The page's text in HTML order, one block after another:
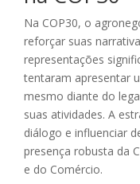
Na COP30, o
reforçar suas
representações
tentaram apresentar
mesmo diante do
suas atividades. A
diálogo e influenciar
presença robusta da
e do Comércio.